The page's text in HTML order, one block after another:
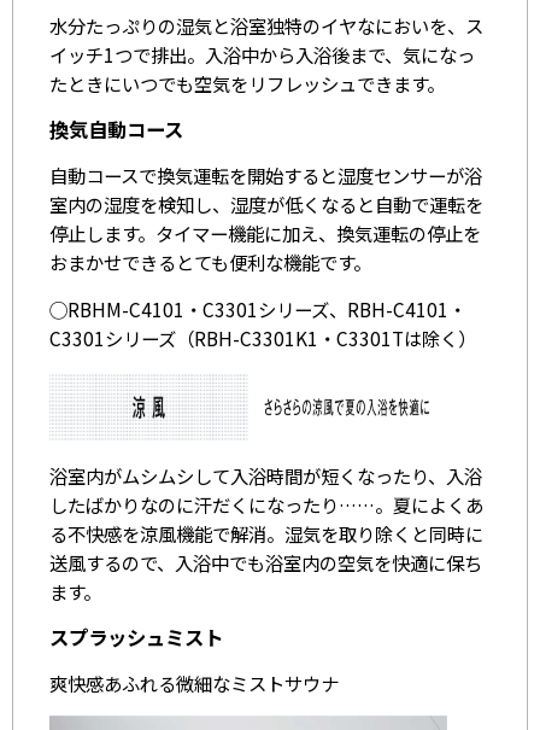
水分たっぷりの湿気と浴室独特のイヤなにおいを、ス
イッチ1つで排出。入浴中から入浴後まで、気になっ
たときにいつでも空気をリフレッシュできます。
換気自動コース
自動コースで換気運転を開始すると湿度センサーが浴
室内の湿度を検知し、湿度が低くなると自動で運転を
停止します。タイマー機能に加え、換気運転の停止を
おまかせできるとても便利な機能です。
◯RBHM-C4101・C3301シリーズ、RBH-C4101・
C3301シリーズ（RBH-C3301K1・C3301Tは除く）
浴室内がムシムシして入浴時間が短くなったり、入浴
したばかりなのに汗だくになったり……。夏によくあ
る不快感を涼風機能で解消。湿気を取り除くと同時に
送風するので、入浴中でも浴室内の空気を快適に保ち
ます。
スプラッシュミスト
爽快感あふれる微細なミストサウナ